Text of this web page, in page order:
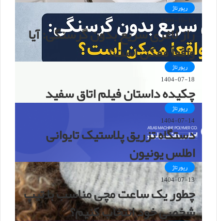
رپورتاژ
1404-10-13
راز لاغری سریع بدون گرسنگی: آیا
واقعاً ممکن است؟
رپورتاژ
1404-07-18
چکیده داستان فیلم اتاق سفید
رپورتاژ
1404-07-14
دستگاه تزریق پلاستیک تایوانی
اطلس یونیون
رپورتاژ
1404-07-13
چطور یک ساعت مچی مناسب با تیپ
شخصی خود انتخاب کنیم؟